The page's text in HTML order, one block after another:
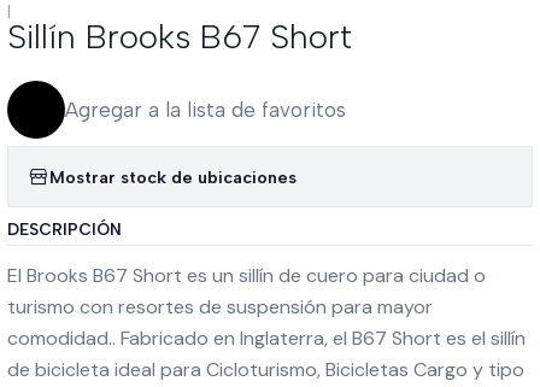
|
Sillín Brooks B67 Short
Agregar a la lista de favoritos
Mostrar stock de ubicaciones
DESCRIPCIÓN
El Brooks B67 Short es un sillín de cuero para ciudad o
turismo con resortes de suspensión para mayor
comodidad.. Fabricado en Inglaterra, el B67 Short es el sillín
de bicicleta ideal para Cicloturismo, Bicicletas Cargo y tipo